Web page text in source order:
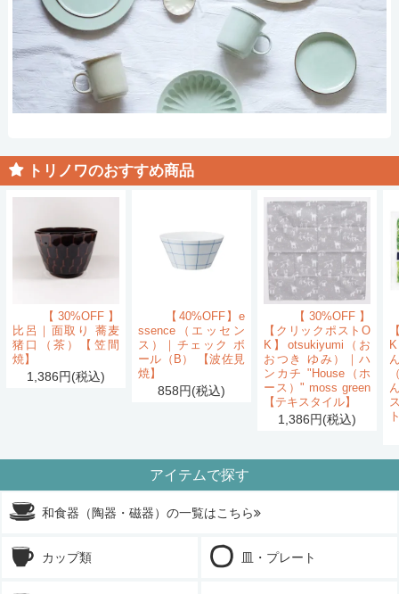
トリノワのおすすめ商品
【30%OFF】
比呂｜面取り 蕎麦
猪口（茶）【笠間
焼】
1,386円(税込)
【40%OFF】e
ssence（エッセン
ス）｜チェック ボ
ール（B） 【波佐見
焼】
858円(税込)
【30%OFF】
【クリックポストO
K】otsukiyumi（お
おつき ゆみ）｜ハ
ンカチ "House（ホ
ース）" moss green
【テキスタイル】
1,386円(税込)
アイテムで探す
和食器（陶器・磁器）の一覧はこちら
カップ類 皿・プレート